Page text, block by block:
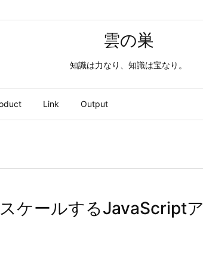
雲の巣
知識は力なり、知識は宝なり。
Link Output
ケールするJavaScriptア